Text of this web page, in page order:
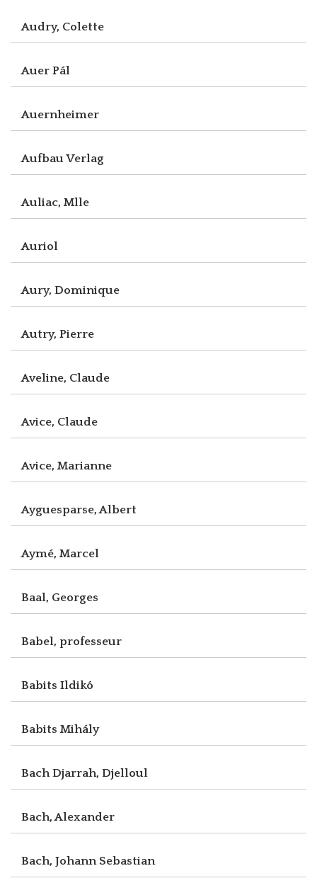
Audry, Colette
Auer Pál
Auernheimer
Aufbau Verlag
Auliac, Mlle
Auriol
Aury, Dominique
Autry, Pierre
Aveline, Claude
Avice, Claude
Avice, Marianne
Ayguesparse, Albert
Aymé, Marcel
Baal, Georges
Babel, professeur
Babits Ildikó
Babits Mihály
Bach Djarrah, Djelloul
Bach, Alexander
Bach, Johann Sebastian